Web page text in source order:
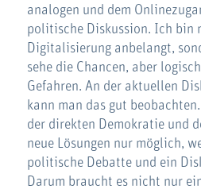
analogen und dem
politische Diskussion. Ich bin
Digitalisierung anbelangt,
sehe die Chancen, aber
Gefahren. An der aktuellen
kann man das gut
der direkten Demokratie und
neue Lösungen nur möglich,
politische Debatte und ein
Darum braucht es nicht nur